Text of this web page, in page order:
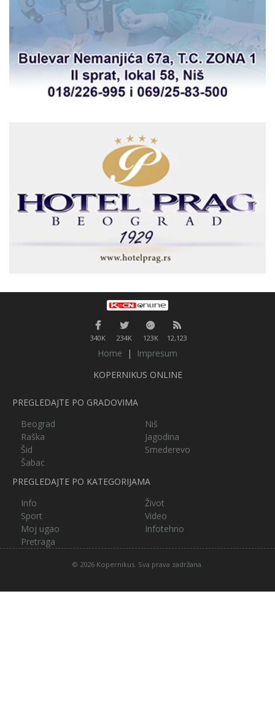
340K 234K 123K 12,123
Home |
Impresum
KOPERNIKUS ONLINE
PREGLEDAJTE PO GRADOVIMA
Beograd
Niš
Raška
Jagodina
Šid
Smederevo
Šabac
PREGLEDAJTE PO KATEGORIJAMA
Info
Život
Sport
Video
Moj ugao
Infotehno
Pretraga
© 2026 Kopernikus. Sva prava zadržana.